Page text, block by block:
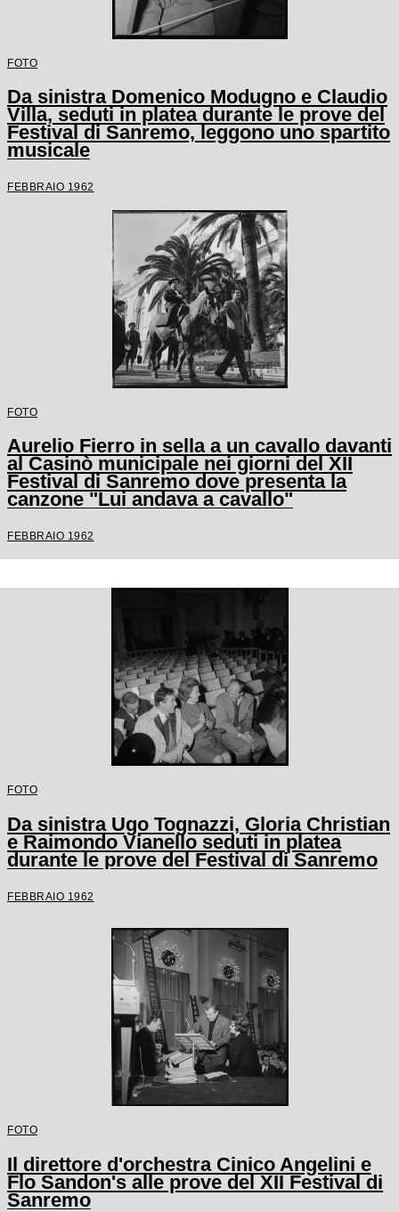
FOTO
Da sinistra Domenico Modugno e Claudio
Villa, seduti in platea durante le prove del
Festival di Sanremo, leggono uno spartito
musicale
FEBBRAIO 1962
FOTO
Aurelio Fierro in sella a un cavallo davanti
al Casinò municipale nei giorni del XII
Festival di Sanremo dove presenta la
canzone "Lui andava a cavallo"
FEBBRAIO 1962
FOTO
Da sinistra Ugo Tognazzi, Gloria Christian
e Raimondo Vianello seduti in platea
durante le prove del Festival di Sanremo
FEBBRAIO 1962
FOTO
Il direttore d'orchestra Cinico Angelini e
Flo Sandon's alle prove del XII Festival di
Sanremo